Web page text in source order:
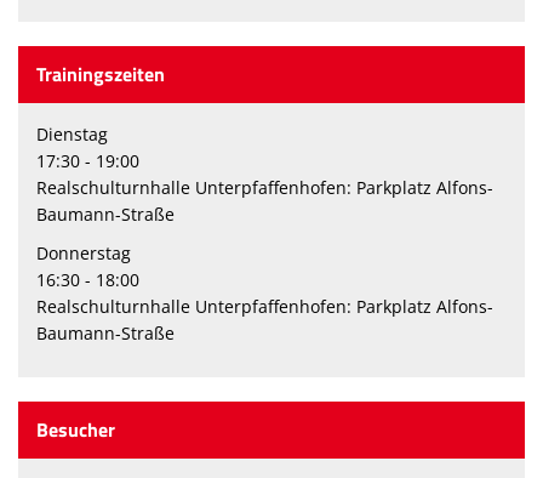
Trainingszeiten
Dienstag
17:30 - 19:00
Realschulturnhalle Unterpfaffenhofen: Parkplatz Alfons-
Baumann-Straße
Donnerstag
16:30 - 18:00
Realschulturnhalle Unterpfaffenhofen: Parkplatz Alfons-
Baumann-Straße
Besucher